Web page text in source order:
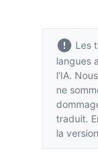
Les
langues
l'IA.
ne
traduit.
la